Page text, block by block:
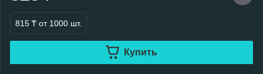
815 ₸ от 1000 шт.
Купить